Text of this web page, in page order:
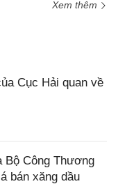
Xem thêm
Cục Hải quan về
Bộ Công Thương
bán xăng dầu